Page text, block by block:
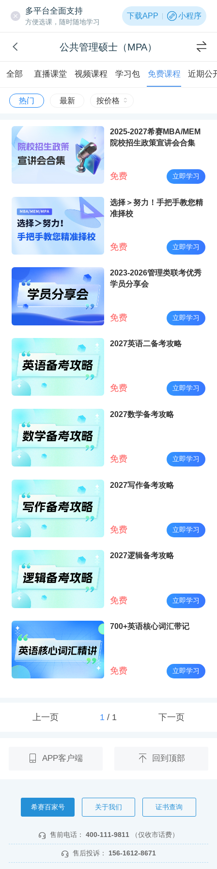
多平台全面支持
方便选课，随时随地学习
下载APP 小程序
公共管理硕士（MPA）
全部 直播课堂 视频课程 学习包 免费课程 近期公
热门 最新 按价格
2025-2027希赛MBA/MEM
院校招生政策宣讲会合集
免费 立即学习
选择＞努力！手把手教您精
准择校
免费 立即学习
2023-2026管理类联考优秀
学员分享会
免费 立即学习
2027英语二备考攻略
免费 立即学习
2027数学备考攻略
免费 立即学习
2027写作备考攻略
免费 立即学习
2027逻辑备考攻略
免费 立即学习
700+英语核心词汇带记
免费 立即学习
上一页 1/ 1 下一页
APP客户端 回到顶部
希赛百家号 关于我们 证书查询
售前电话： 400-111-9811 （仅收市话费）
售后投诉： 156-1612-8671